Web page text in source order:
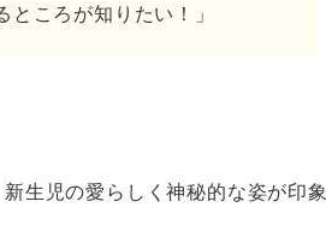
ところが知りたい！」
生児の愛らしく神秘的な姿が印